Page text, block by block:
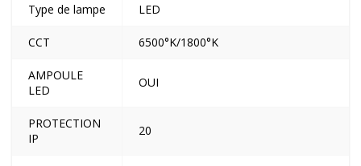
Type de lampe LED
CCT 6500°K/1800°K
AMPOULE
LED
OUI
PROTECTION
IP
20